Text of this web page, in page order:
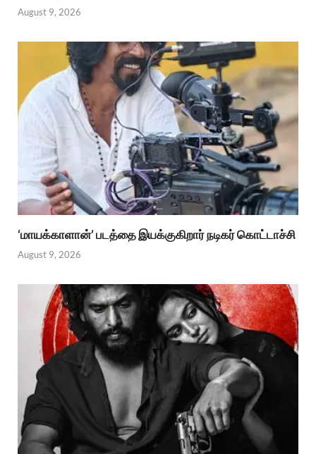
August 9, 2026
‘மாயக்காளான்’ படத்தை இயக்குகிறார் நடிகர் கொட்டாச்சி
August 9, 2026